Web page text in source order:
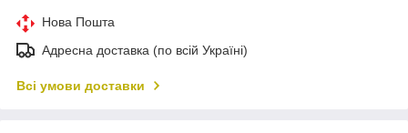
Нова Пошта
Адресна доставка (по всій Україні)
Всі умови доставки